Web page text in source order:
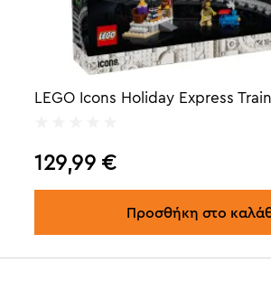
LEGO Icons Holiday Express
129,99 €
Προσθήκη στο